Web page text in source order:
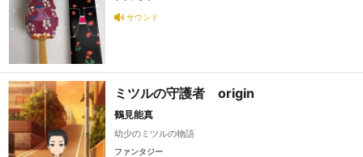
サウンド
ミツルの守護者 origin
鶴見能真
幼少のミツルの物語
ファンタジー